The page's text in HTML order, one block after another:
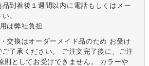
到着後１週間以内に電話もしくはメー
。
は弊社負担
交換はオーダーメイド品のため お受け
了承ください。 ご注文完了後に、ご注
則としてお受けできません。 カラーや